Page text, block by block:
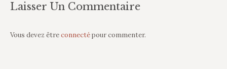
Laisser Un Commentaire
Vous devez êtreconnectépour commenter.